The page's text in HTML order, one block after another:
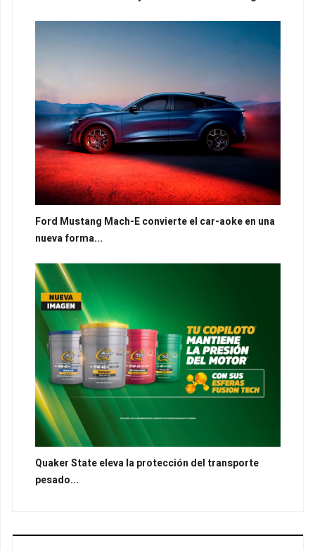
Ford Mustang Mach-E convierte el car-aoke en una
nueva forma...
Quaker State eleva la protección del transporte
pesado...